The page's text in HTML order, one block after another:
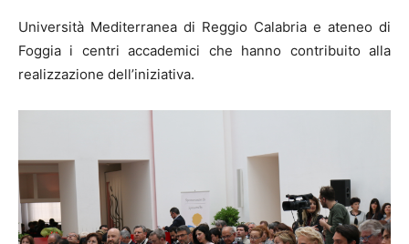
Università Mediterranea di Reggio Calabria e ateneo di
Foggia i centri accademici che hanno contribuito alla
realizzazione dell’iniziativa.